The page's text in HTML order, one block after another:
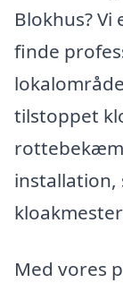
Blokhus?
finde
tilstoppet
installation,
Med vores